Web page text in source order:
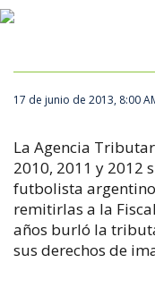
17 de junio de 2013, 8:00
La Agencia
2010, 2011 y 2012
futbolista
remitirlas a la
años burló la
sus derechos de